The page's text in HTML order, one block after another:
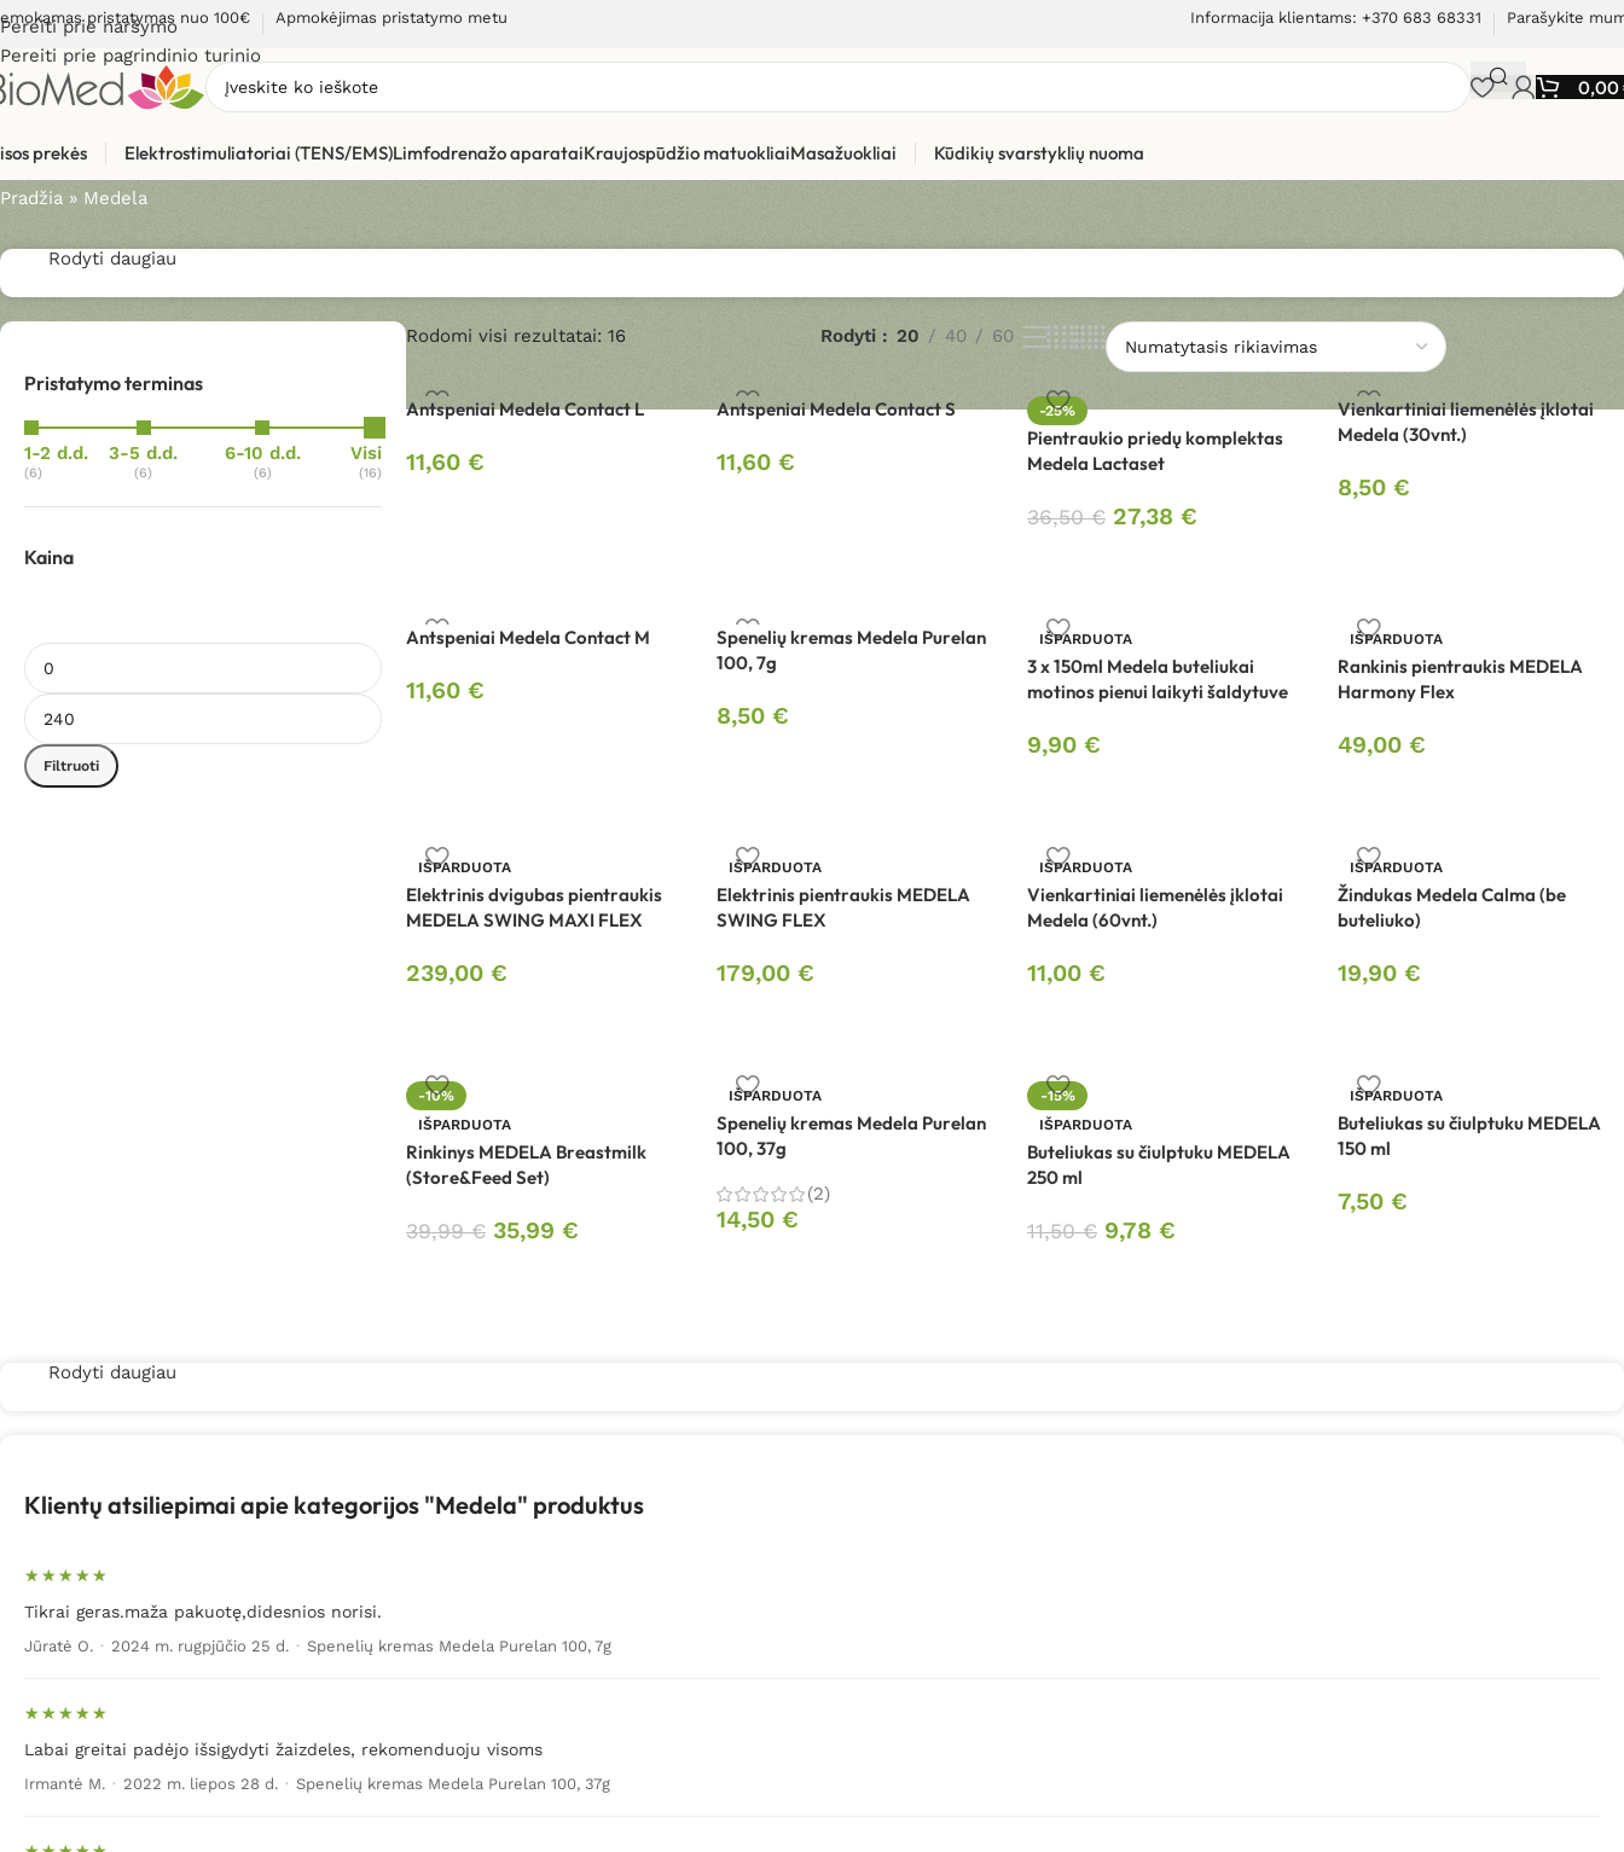
Pereiti prie naršymo
Pereiti prie pagrindinio turinio
pristatymas nuo 100€ Apmokėjimas pristatymo metu Informacija klientams: +370 683 68331 Parašykite
0,00
prekės Elektrostimuliatoriai (TENS/EMS)Limfodrenažo aparataiKraujospūdžio matuokliaiMasažuokliai Kūdikių svarstyklių nuoma
Medela
Pradžia » Medela
Rodyti daugiau
Pristatymo terminas
1-2 d.d.
(6)
3-5 d.d.
(6)
6-10 d.d.
(6)
Visi
(16)
Kaina
Filtruoti
Rodomi visi rezultatai: 16 Rodyti 20 40 60
Antspeniai Medela Contact L
11,60 €
Antspeniai Medela Contact S
11,60 €
-25%
Pientraukio priedų komplektas
Medela Lactaset
36,50€ 27,38 €
Vienkartiniai liemenėlės įklotai
Medela (30vnt.)
8,50 €
Antspeniai Medela Contact M
11,60 €
Spenelių kremas Medela Purelan
100, 7g
8,50 €
IŠPARDUOTA
3 x 150ml Medela buteliukai
motinos pienui laikyti šaldytuve
9,90 €
IŠPARDUOTA
Rankinis pientraukis MEDELA
Harmony Flex
49,00 €
IŠPARDUOTA
Elektrinis dvigubas pientraukis
MEDELA SWING MAXI FLEX
239,00 €
IŠPARDUOTA
Elektrinis pientraukis MEDELA
SWING FLEX
179,00 €
IŠPARDUOTA
Vienkartiniai liemenėlės įklotai
Medela (60vnt.)
11,00 €
IŠPARDUOTA
Žindukas Medela Calma (be
buteliuko)
19,90 €
-10%
IŠPARDUOTA
Rinkinys MEDELA Breastmilk
(Store&Feed Set)
39,99€ 35,99 €
IŠPARDUOTA
Spenelių kremas Medela Purelan
100, 37g
(2)
14,50 €
-15%
IŠPARDUOTA
Buteliukas su čiulptuku MEDELA
250 ml
11,50€ 9,78 €
IŠPARDUOTA
Buteliukas su čiulptuku MEDELA
150 ml
7,50 €
Rodyti daugiau
Klientų atsiliepimai apie kategorijos "Medela" produktus
Tikrai geras.maža pakuotę,didesnios norisi.
Jūratė O. · 2024 m. rugpjūčio 25 d. · Spenelių kremas Medela Purelan 100, 7g
Labai greitai padėjo išsigydyti žaizdeles, rekomenduoju visoms
Irmantė M. · 2022 m. liepos 28 d. · Spenelių kremas Medela Purelan 100, 37g